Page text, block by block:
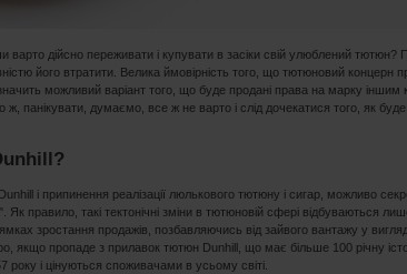
варто дійсно переживати і купувати в засіки свій улюблений
його втратити. Велика ймовірність того, що тютюновий концерн
можливий варіант того, що буде продані права на марку іншим
панікувати, думаємо, все ж не варто і слід дочекатися того, як
і припинення реалізації люлькового тютюну і сигар, можливо
правило, такі тектонічні зміни в тютюновій сфері відбуваються
зростання продажів, позбавляючись від зайвого вантажу у
якщо пропаде з прилавок тютюн Dunhill, що має більше 100 річну
і цінуються споживачами в усьому світі.